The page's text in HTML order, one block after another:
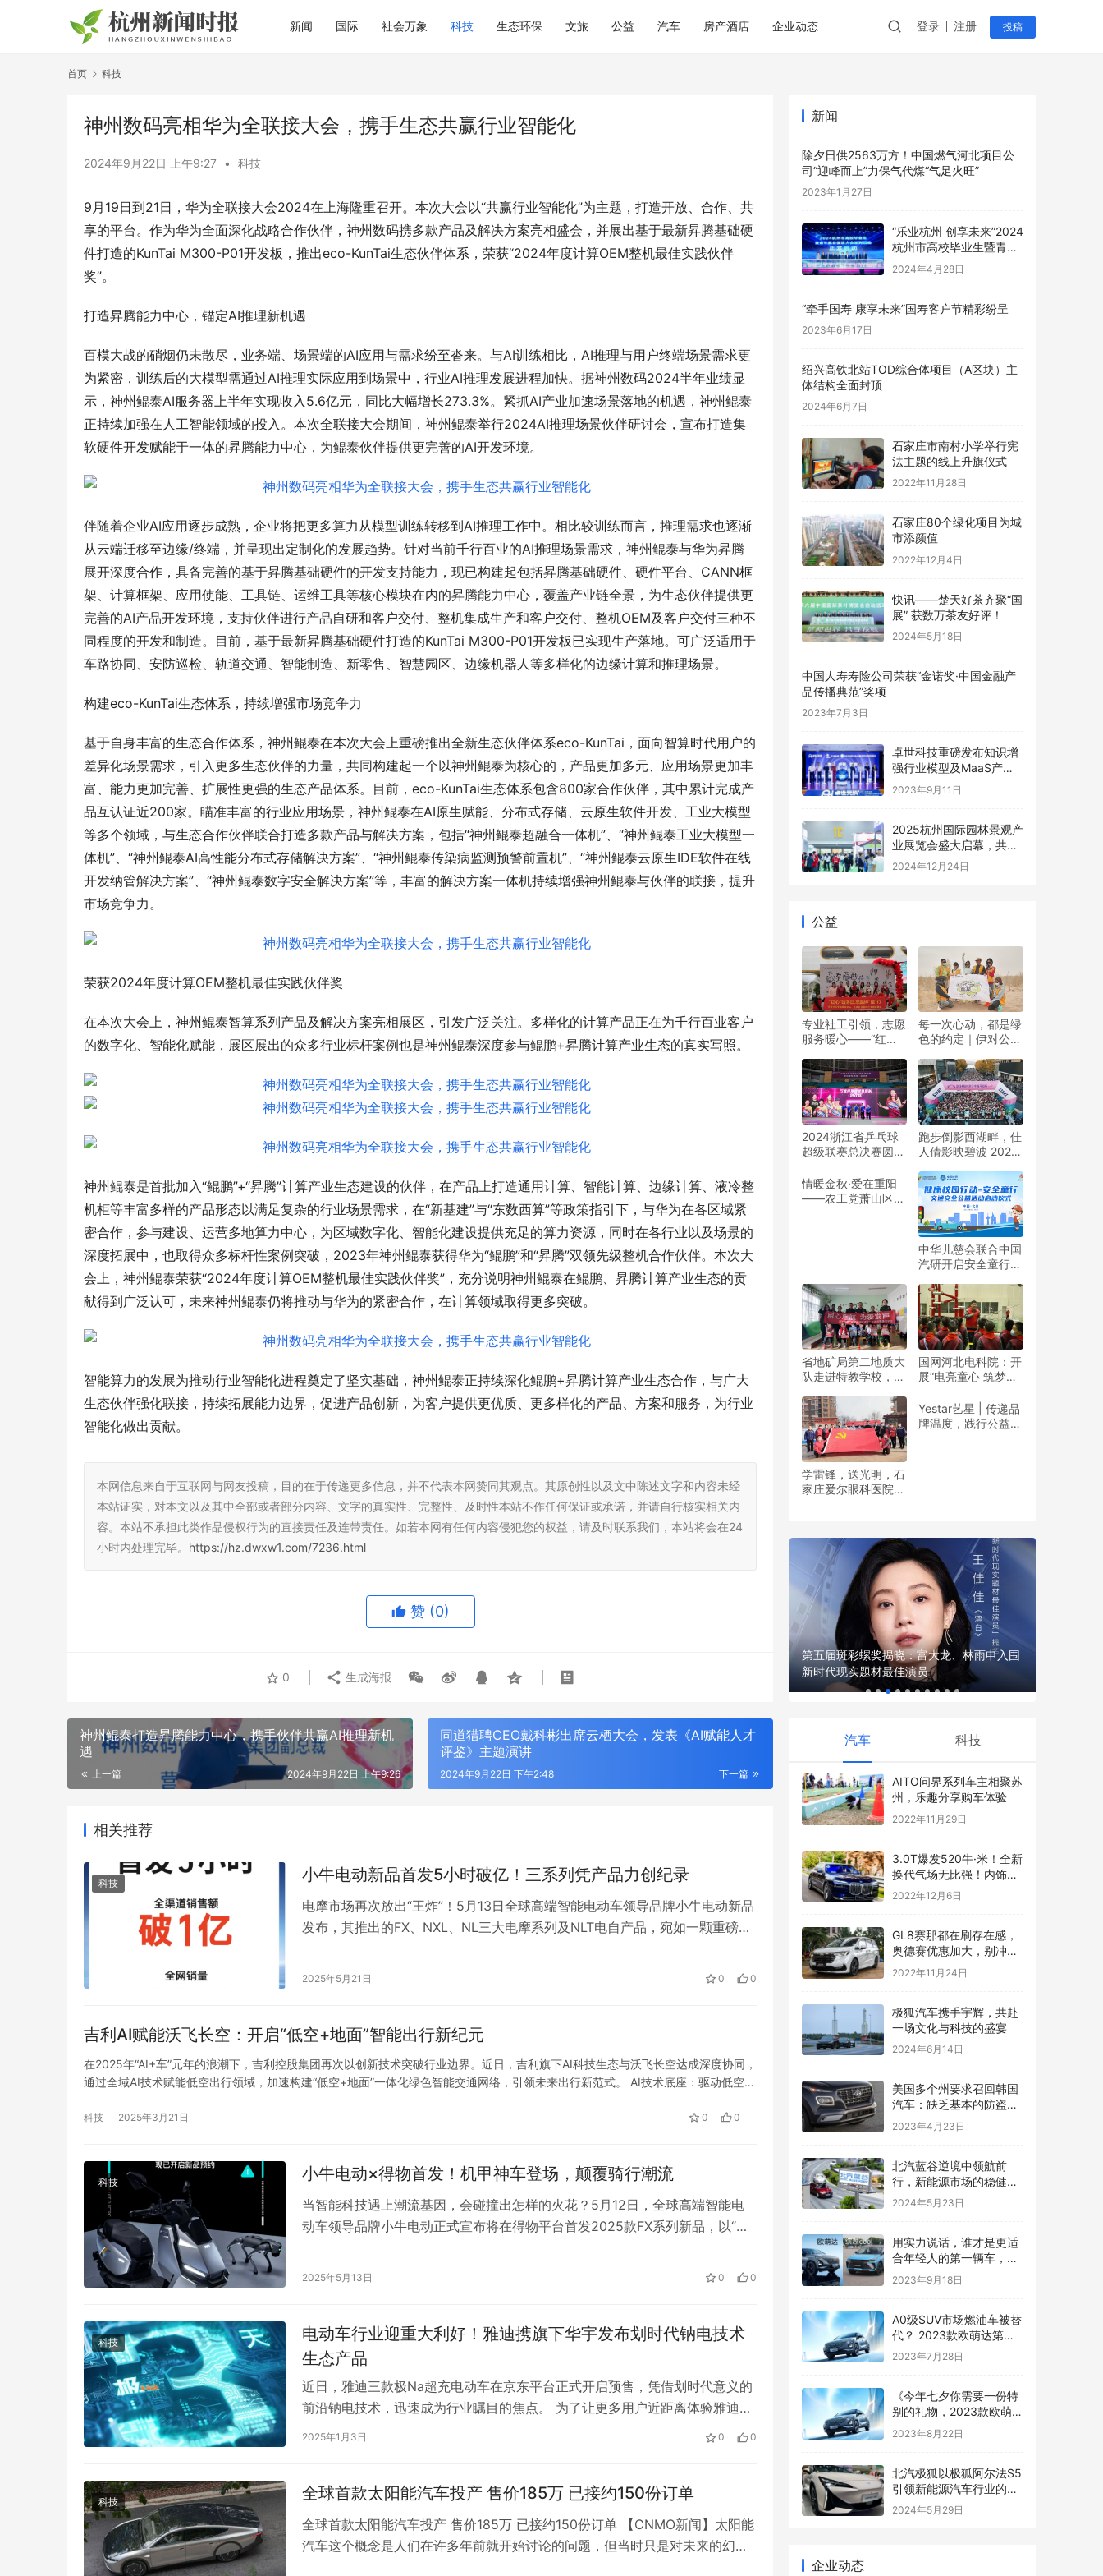
新闻 国际 社会万象 科技 生态环保 文旅 公益 汽车 房产酒店 企业动态 登录 注册 投稿
首页 科技
神州数码亮相华为全联接大会，携手生态共赢行业智能化
2024年9月22日 上午9:27 • 科技
9月19日到21日，华为全联接大会2024在上海隆重召开。本次大会以“共赢行业智能化”为主题，打造开放、合作、共
享的平台。作为华为全面深化战略合作伙伴，神州数码携多款产品及解决方案亮相盛会，并展出基于最新昇腾基础硬
件打造的KunTai M300-P01开发板，推出eco-KunTai生态伙伴体系，荣获“2024年度计算OEM整机最佳实践伙伴
奖”。
打造昇腾能力中心，锚定AI推理新机遇
百模大战的硝烟仍未散尽，业务端、场景端的AI应用与需求纷至沓来。与AI训练相比，AI推理与用户终端场景需求更
为紧密，训练后的大模型需通过AI推理实际应用到场景中，行业AI推理发展进程加快。据神州数码2024半年业绩显
示，神州鲲泰AI服务器上半年实现收入5.6亿元，同比大幅增长273.3%。紧抓AI产业加速场景落地的机遇，神州鲲泰
正持续加强在人工智能领域的投入。本次全联接大会期间，神州鲲泰举行2024AI推理场景伙伴研讨会，宣布打造集
软硬件开发赋能于一体的昇腾能力中心，为鲲泰伙伴提供更完善的AI开发环境。
伴随着企业AI应用逐步成熟，企业将把更多算力从模型训练转移到AI推理工作中。相比较训练而言，推理需求也逐渐
从云端迁移至边缘/终端，并呈现出定制化的发展趋势。针对当前千行百业的AI推理场景需求，神州鲲泰与华为昇腾
展开深度合作，具备完善的基于昇腾基础硬件的开发支持能力，现已构建起包括昇腾基础硬件、硬件平台、CANN框
架、计算框架、应用使能、工具链、运维工具等核心模块在内的昇腾能力中心，覆盖产业链全景，为生态伙伴提供更
完善的AI产品开发环境，支持伙伴进行产品自研和客户交付、整机集成生产和客户交付、整机OEM及客户交付三种不
同程度的开发和制造。目前，基于最新昇腾基础硬件打造的KunTai M300-P01开发板已实现生产落地。可广泛适用于
车路协同、安防巡检、轨道交通、智能制造、新零售、智慧园区、边缘机器人等多样化的边缘计算和推理场景。
构建eco-KunTai生态体系，持续增强市场竞争力
基于自身丰富的生态合作体系，神州鲲泰在本次大会上重磅推出全新生态伙伴体系eco-KunTai，面向智算时代用户的
差异化场景需求，引入更多生态伙伴的力量，共同构建起一个以神州鲲泰为核心的，产品更加多元、应用场景更加丰
富、能力更加完善、扩展性更强的生态产品体系。目前，eco-KunTai生态体系包含800家合作伙伴，其中累计完成产
品互认证近200家。瞄准丰富的行业应用场景，神州鲲泰在AI原生赋能、分布式存储、云原生软件开发、工业大模型
等多个领域，与生态合作伙伴联合打造多款产品与解决方案，包括“神州鲲泰超融合一体机”、“神州鲲泰工业大模型一
体机”、“神州鲲泰AI高性能分布式存储解决方案”、“神州鲲泰传染病监测预警前置机”、“神州鲲泰云原生IDE软件在线
开发纳管解决方案”、“神州鲲泰数字安全解决方案”等，丰富的解决方案一体机持续增强神州鲲泰与伙伴的联接，提升
市场竞争力。
荣获2024年度计算OEM整机最佳实践伙伴奖
在本次大会上，神州鲲泰智算系列产品及解决方案亮相展区，引发广泛关注。多样化的计算产品正在为千行百业客户
的数字化、智能化赋能，展区展出的众多行业标杆案例也是神州鲲泰深度参与鲲鹏+昇腾计算产业生态的真实写照。
神州鲲泰是首批加入“鲲鹏”+“昇腾”计算产业生态建设的伙伴，在产品上打造通用计算、智能计算、边缘计算、液冷整
机柜等丰富多样的产品形态以满足复杂的行业场景需求，在“新基建”与“东数西算”等政策指引下，与华为在各区域紧
密合作，参与建设、运营多地算力中心，为区域数字化、智能化建设提供充足的算力资源，同时在各行业以及场景的
深度拓展中，也取得众多标杆性案例突破，2023年神州鲲泰获得华为“鲲鹏”和“昇腾”双领先级整机合作伙伴。本次大
会上，神州鲲泰荣获“2024年度计算OEM整机最佳实践伙伴奖”，充分说明神州鲲泰在鲲鹏、昇腾计算产业生态的贡
献得到广泛认可，未来神州鲲泰仍将推动与华为的紧密合作，在计算领域取得更多突破。
智能算力的发展为推动行业智能化进程奠定了坚实基础，神州鲲泰正持续深化鲲鹏+昇腾计算产业生态合作，与广大
生态伙伴强化联接，持续拓展能力边界，促进产品创新，为客户提供更优质、更多样化的产品、方案和服务，为行业
智能化做出贡献。
本网信息来自于互联网与网友投稿，目的在于传递更多信息，并不代表本网赞同其观点。其原创性以及文中陈述文字和内容未经
本站证实，对本文以及其中全部或者部分内容、文字的真实性、完整性、及时性本站不作任何保证或承诺，并请自行核实相关内
容。本站不承担此类作品侵权行为的直接责任及连带责任。如若本网有任何内容侵犯您的权益，请及时联系我们，本站将会在24
小时内处理完毕。 https://hz.dwxw1.com/7236.html
赞 (0)
0 生成海报
神州鲲泰打造昇腾能力中心，携手伙伴共赢AI推理新机
遇
上一篇 2024年9月22日 上午9:26
同道猎聘CEO戴科彬出席云栖大会，发表《AI赋能人才
评鉴》主题演讲
下一篇
2024年9月22日 下午2:48
相关推荐
科技 小牛电动新品首发5小时破亿！三系列凭产品力创纪录
电摩市场再次放出“王炸”！5月13日全球高端智能电动车领导品牌小牛电动新品
发布，其推出的FX、NXL、NL三大电摩系列及NLT电自产品，宛如一颗重磅炸
人的战绩，让人不禁发问：小牛电动这次到底是给产品加了什么buff，让消费
2025年5月21日 0 0
吉利AI赋能沃飞长空：开启“低空+地面”智能出行新纪元
在2025年“AI+车”元年的浪潮下，吉利控股集团再次以创新技术突破行业边界。近日，吉利旗下AI科技生态与沃飞长空达成深度协同，
通过全域AI技术赋能低空出行领域，加速构建“低空+地面”一体化绿色智能交通网络，引领未来出行新范式。 AI技术底座：驱动低空飞
科技 2025年3月21日 0 0
科技 小牛电动×得物首发！机甲神车登场，颠覆骑行潮流
当智能科技遇上潮流基因，会碰撞出怎样的火花？5月12日，全球高端智能电
动车领导品牌小牛电动正式宣布将在得物平台首发2025款FX系列新品，以“性
动品牌生态的进一步拓展，更是在以千元级价格万元级配置的颠覆性产品力，
2025年5月13日 0 0
科技
电动车行业迎重大利好！雅迪携旗下华宇发布划时代钠电技术
生态产品
近日，雅迪三款极Na超充电动车在京东平台正式开启预售，凭借划时代意义的
前沿钠电技术，迅速成为行业瞩目的焦点。 为了让更多用户近距离体验雅迪全
新技术和产品，便于现场提车，雅迪将于1月4日-1月6日在杭州市西湖区龙湖紫
略雅迪…
2025年1月3日 0 0
科技 全球首款太阳能汽车投产 售价185万 已接约150份订单
全球首款太阳能汽车投产 售价185万 已接约150份订单 【CNMO新闻】太阳能
汽车这个概念是人们在许多年前就开始讨论的问题，但当时只是对未来的幻
新闻
除夕日供2563万方！中国燃气河北项目公
司“迎峰而上”力保气代煤“气足火旺”
2023年1月27日
“乐业杭州 创享未来”2024
杭州市高校毕业生暨青年
就业促进大会圆满举行
2024年4月28日
“牵手国寿 康享未来”国寿客户节精彩纷呈
2023年6月17日
绍兴高铁北站TOD综合体项目（A区块）主
体结构全面封顶
2024年6月7日
石家庄市南村小学举行宪
法主题的线上升旗仪式
2022年11月28日
石家庄80个绿化项目为城
市添颜值
2022年12月4日
快讯——楚天好茶齐聚“国
展” 获数万茶友好评！
2024年5月18日
中国人寿寿险公司荣获“金诺奖·中国金融产
品传播典范”奖项
2023年7月3日
卓世科技重磅发布知识增
强行业模型及MaaS产品
系列 引领企业数字化变革
新潮流
2023年9月11日
2025杭州国际园林景观产
业展览会盛大启幕，共绘
绿色生态新篇章
2024年12月24日
公益
专业社工引领，志愿
服务暖心——“红心”
每一次心动，都是绿
色的约定｜伊对公益
双向奔赴
2024浙江省乒乓球
超级联赛总决赛圆满
跑步倒影西湖畔，佳
人倩影映碧波 2024
靓丽开赛
情暖金秋·爱在重阳
——农工党萧山区基
中华儿慈会联合中国
汽研开启安全童行公
省地矿局第二地质大
队走进特教学校，暖
国网河北电科院：开
展“电亮童心 筑梦未
学雷锋，送光明，石
家庄爱尔眼科医院党
Yestar艺星 | 传递品
牌温度，践行公益之
第二届浙江清扬世纪联华街头篮球争霸赛即
将盛大开幕！
江苏南京某一铁站口被大量共享单车堵死 网
友：表示绕圈才能进站
SUNNY WHITE 自然博物馆奇妙夜·2024秋
冬新品发布会
第五届斑彩螺奖揭晓：富大龙、林雨申入围
新时代现实题材最佳演员
汽车 科技
AITO问界系列车主相聚苏
州，乐趣分享购车体验
2022年11月29日
3.0T爆发520牛·米！全新
换代气场无比强！内饰跟
S级正面刚！
2022年12月6日
GL8赛那都在刷存在感，
奥德赛优惠加大，别冲动
买二手混动版
2022年11月24日
​极狐汽车携手宇辉，共赴
一场文化与科技的盛宴
2024年6月14日
美国多个州要求召回韩国
汽车：缺乏基本的防盗装
置 危及公共安全
2023年4月23日
北汽蓝谷逆境中领航前
行，新能源市场的稳健舵
手
2024年5月23日
用实力说话，谁才是更适
合年轻人的第一辆车，
2023款欧萌达对比2023
款缤越COOL
2023年9月18日
A0级SUV市场燃油车被替
代？ 2023款欧萌达第一
个不同意！
2023年7月28日
《今年七夕你需要一份特
别的礼物，2023款欧萌达
浪漫之选》
2023年8月22日
​北汽极狐以极狐阿尔法S5
引领新能源汽车行业的新
潮流
2024年5月29日
企业动态